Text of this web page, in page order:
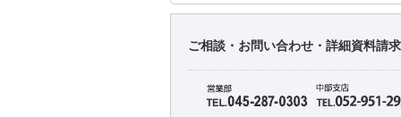
ご相談・お問い合わせ・詳細資料請